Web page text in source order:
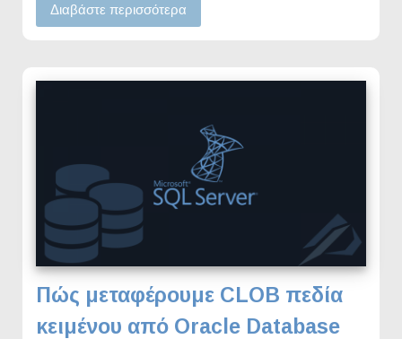
Διαβάστε περισσότερα
Πώς μεταφέρουμε CLOB πεδία
κειμένου από Oracle Database